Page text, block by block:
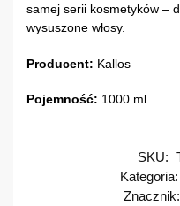
samej serii kosmetyków –
wysuszone włosy.
Producent: Kallos
Pojemność: 1000 ml
SKU:
Kategoria:
Znacznik: